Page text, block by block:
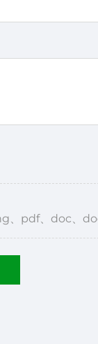
pdf、doc、